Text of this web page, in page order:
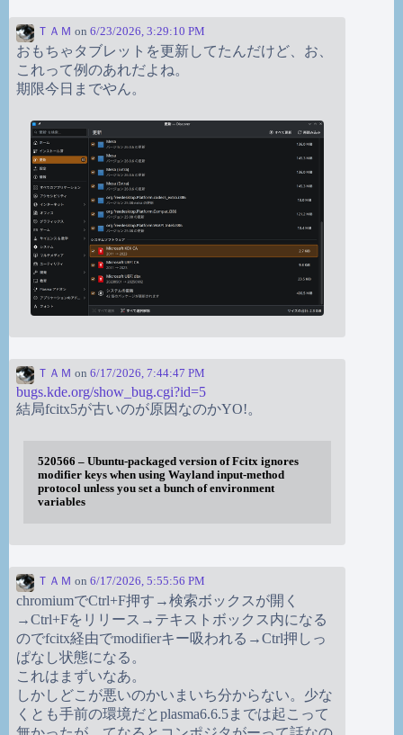
ＴＡＭ on 6/23/2026, 3:29:10 PM
おもちゃタブレットを更新してたんだけど、お、
これって例のあれだよね。
期限今日までやん。
ＴＡＭ on 6/17/2026, 7:44:47 PM
bugs.kde.org/show_bug.cgi?id=5
結局fcitx5が古いのが原因なのかYO!。
520566 – Ubuntu-packaged version of Fcitx ignores
modifier keys when using Wayland input-method
protocol unless you set a bunch of environment
variables
ＴＡＭ on 6/17/2026, 5:55:56 PM
chromiumでCtrl+F押す→検索ボックスが開く
→Ctrl+Fをリリース→テキストボックス内になる
のでfcitx経由でmodifierキー吸われる→Ctrl押しっ
ぱなし状態になる。
これはまずいなあ。
しかしどこが悪いのかいまいち分からない。少な
くとも手前の環境だとplasma6.6.5までは起こって